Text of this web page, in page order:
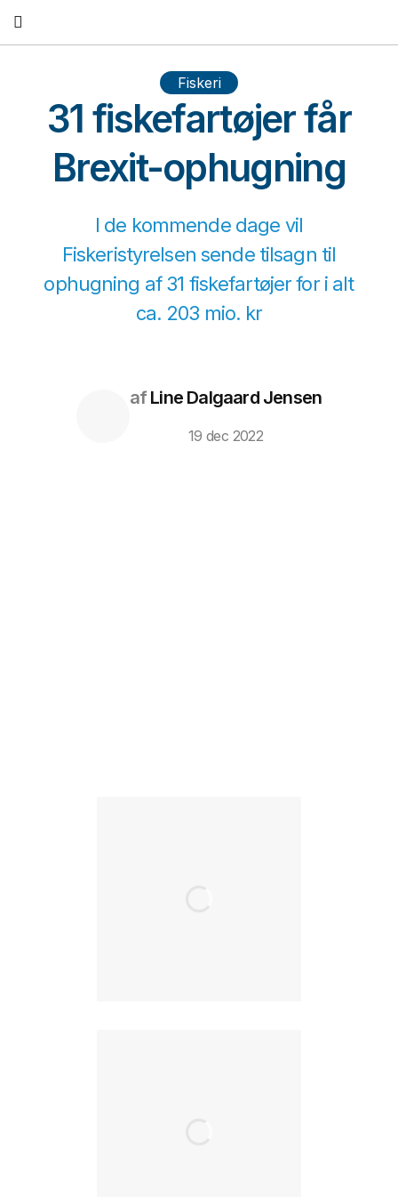
Fiskeri
31 fiskefartøjer får
Brexit-ophugning
I de kommende dage vil
Fiskeristyrelsen sende tilsagn til
ophugning af 31 fiskefartøjer for i alt
ca. 203 mio. kr
afLine Dalgaard Jensen
19 dec 2022